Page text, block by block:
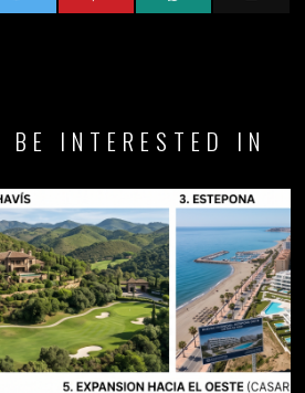
INTERESTED IN